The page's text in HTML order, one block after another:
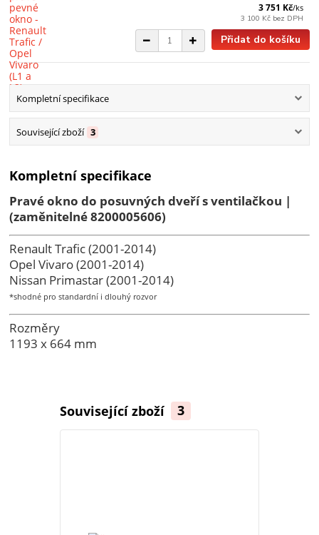
3 751 Kč/ks
3 100 Kč bez DPH
Přidat do košíku
Kompletní specifikace
Související zboží 3
Kompletní specifikace
Pravé okno do posuvných dveří s ventilačkou |
(zaměnitelné 8200005606)
Renault Trafic (2001-2014)
Opel Vivaro (2001-2014)
Nissan Primastar (2001-2014)
*shodné pro standardní i dlouhý rozvor
Rozměry
1193 x 664 mm
Související zboží 3